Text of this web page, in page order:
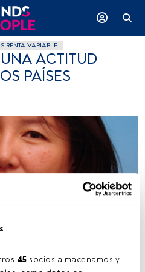
45 socios almacenamos y
RENTA VARIABLE
ACTITUD
PAÍSES